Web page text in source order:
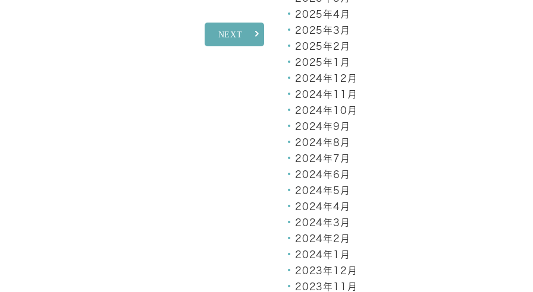
NEXT
2025年4月
2025年3月
2025年2月
2025年1月
2024年12月
2024年11月
2024年10月
2024年9月
2024年8月
2024年7月
2024年6月
2024年5月
2024年4月
2024年3月
2024年2月
2024年1月
2023年12月
2023年11月